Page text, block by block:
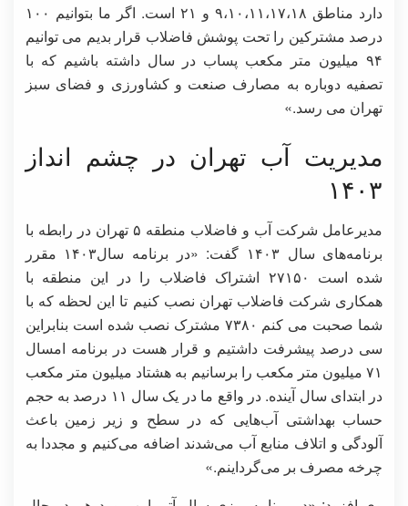
دارد مناطق ۹،۱۰،۱۱،۱۷،۱۸ و ۲۱ است. اگر ما بتوانیم ۱۰۰
درصد مشترکین را تحت پوشش فاضلاب قرار بدیم می توانیم
۹۴ میلیون متر مکعب پساب در سال داشته باشیم که با
تصفیه دوباره به مصارف صنعت و کشاورزی و فضای سبز
تهران می رسد.»
مدیریت آب تهران در چشم انداز
۱۴۰۳
مدیرعامل شرکت آب و فاضلاب منطقه ۵ تهران در رابطه با
برنامه‌های سال ۱۴۰۳ گفت: «در برنامه سال۱۴۰۳ مقرر
شده است ۲۷۱۵۰ اشتراک فاضلاب را در این منطقه با
همکاری شرکت فاضلاب تهران نصب کنیم تا این لحظه که با
شما صحبت می کنم ۷۳۸۰ مشترک نصب شده است بنابراین
سی درصد پیشرفت داشتیم و قرار هست در برنامه امسال
۷۱ میلیون متر مکعب را برسانیم به هشتاد میلیون متر مکعب
در ابتدای سال آینده. در واقع ما در یک سال ۱۱ درصد به حجم
حساب بهداشتی آب‌هایی که در سطح و زیر زمین باعث
آلودگی و اتلاف منابع آب می‌شدند اضافه می‌کنیم و مجددا به
چرخه مصرف بر می‌گرداینم.»